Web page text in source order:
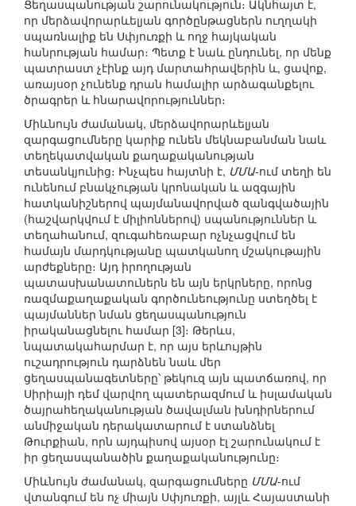
Ցեղասպանության շարունակություն։ Ակնհայտ է,
որ մերձավորարևելյան գործընթացներն ուղղակի
սպառնալիք են Սփյուռքի և ողջ հայկական
հանրության համար։ Պետք է նաև ընդունել, որ մենք
պատրաստ չէինք այդ մարտահրավերին և, ցավոք,
առայսօր չունենք դրան համալիր արձագանքելու
ծրագրեր և հնարավորություններ։
Միևնույն ժամանակ, մերձավորարևելյան
զարգացումները կարիք ունեն մեկնաբանման նաև
տեղեկատվական քաղաքականության
տեսանկյունից։ Ինչպես հայտնի է, ՄՄԱ-ում տեղի են
ունենում բնակչության կրոնական և ազգային
հատկանիշներով պայմանավորված զանգվածային
(հաշվարկվում է միլիոններով) սպանություններ և
տեղահանում, զուգահեռաբար ոչնչացվում են
համայն մարդկությանը պատկանող մշակութային
արժեքները։ Այդ իրողության
պատասխանատուներն են այն երկրները, որոնց
ռազմաքաղաքական գործունեությունը ստեղծել է
պայմաններ նման ցեղասպանություն
իրականացնելու համար [3]։ Թերևս,
նպատակահարմար է, որ այս երևույթին
ուշադրություն դարձնեն նաև մեր
ցեղասպանագետները՝ թեկուզ այն պատճառով, որ
Սիրիայի դեմ վարվող պատերազմում և իսլամական
ծայրահեղականության ծավալման խնդիրներում
անմիջական դերակատարում է ստանձնել
Թուրքիան, որն այդպիսով այսօր էլ շարունակում է
իր ցեղասպանածին քաղաքականությունը։
Միևնույն ժամանակ, զարգացումները ՄՄԱ-ում
վտանգում են ոչ միայն Սփյուռքի, այլև Հայաստանի